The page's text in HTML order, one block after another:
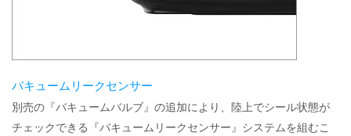
バキュームリークセンサー
別売の『バキュームバルブ』の追加により、陸上でシール状態が
チェックできる『バキュームリークセンサー』システムを組むこ